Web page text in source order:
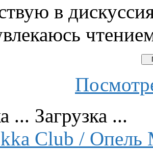
в
Загрузка ...
Club / Опель